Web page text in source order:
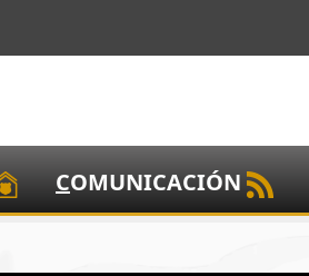
COMUNICACIÓN